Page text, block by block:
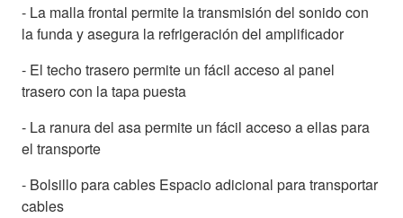
- La malla frontal permite la transmisión del sonido con
la funda y asegura la refrigeración del amplificador
- El techo trasero permite un fácil acceso al panel
trasero con la tapa puesta
- La ranura del asa permite un fácil acceso a ellas para
el transporte
- Bolsillo para cables Espacio adicional para transportar
cables